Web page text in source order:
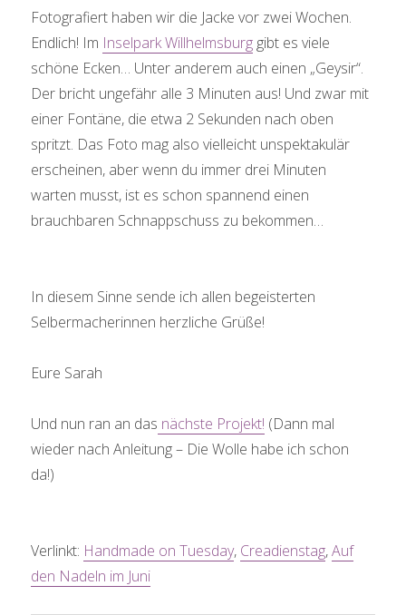
Fotografiert haben wir die Jacke vor zwei Wochen.
Endlich! Im Inselpark Willhelmsburg gibt es viele
schöne Ecken… Unter anderem auch einen „Geysir“.
Der bricht ungefähr alle 3 Minuten aus! Und zwar mit
einer Fontäne, die etwa 2 Sekunden nach oben
spritzt. Das Foto mag also vielleicht unspektakulär
erscheinen, aber wenn du immer drei Minuten
warten musst, ist es schon spannend einen
brauchbaren Schnappschuss zu bekommen…
In diesem Sinne sende ich allen begeisterten
Selbermacherinnen herzliche Grüße!
Eure Sarah
Und nun ran an das nächste Projekt! (Dann mal
wieder nach Anleitung – Die Wolle habe ich schon
da!)
Verlinkt: Handmade on Tuesday, Creadienstag,Auf
den Nadeln im Juni